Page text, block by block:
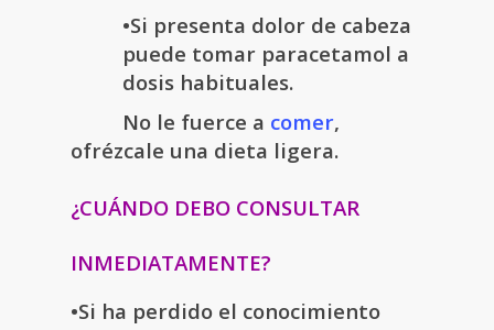
•Si presenta dolor de cabeza
puede tomar paracetamol a
dosis habituales.
No le fuerce a comer,
ofrézcale una dieta ligera.
¿CUÁNDO DEBO CONSULTAR
INMEDIATAMENTE?
•Si ha perdido el conocimiento